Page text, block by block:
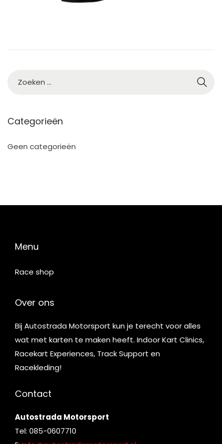
5
Categorieën
Geen categorieën
Menu
Race shop
Over ons
Bij Autostrada Motorsport kun je terecht voor alles
wat met karten te maken heeft. Indoor Kart Clinics,
Racekart Experiences, Track Support en
Racekleding!
Contact
Autostrada Motorsport
Tel: 085-0607710